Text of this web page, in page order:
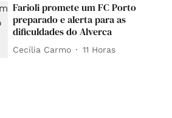
Farioli promete um FC Porto
preparado e alerta para as
dificuldades do Alverca
Cecília Carmo 11 Horas